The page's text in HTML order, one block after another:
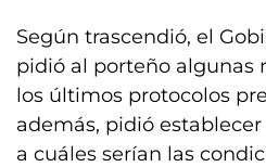
Según trascendió, el
pidió al porteño algunas
los últimos protocolos
además, pidió
a cuáles serían las